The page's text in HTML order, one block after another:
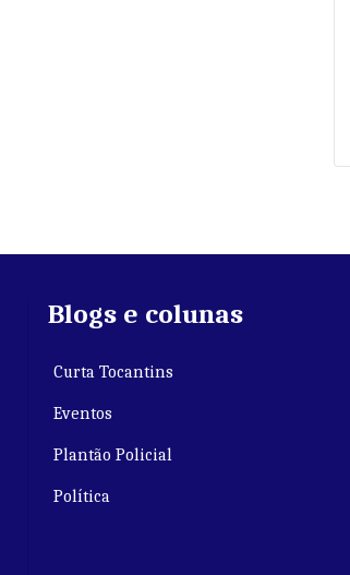
Blogs e colunas
Curta Tocantins
Eventos
Plantão Policial
Política